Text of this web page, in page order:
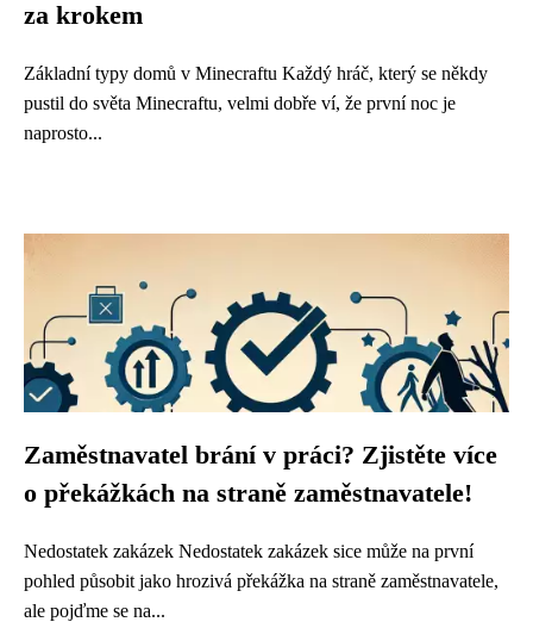
za krokem
Základní typy domů v Minecraftu Každý hráč, který se někdy
pustil do světa Minecraftu, velmi dobře ví, že první noc je
naprosto...
Zaměstnavatel brání v práci? Zjistěte více
o překážkách na straně zaměstnavatele!
Nedostatek zakázek Nedostatek zakázek sice může na první
pohled působit jako hrozivá překážka na straně zaměstnavatele,
ale pojďme se na...